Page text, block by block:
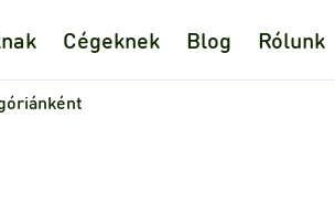
Cégeknek Blog Rólunk